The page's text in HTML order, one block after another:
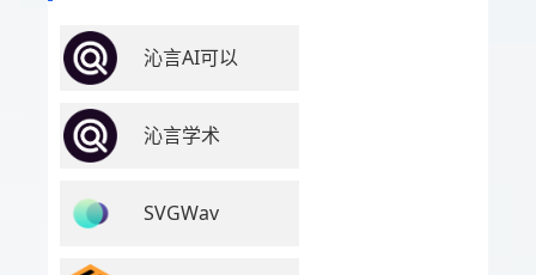
沁言AI可以
沁言学术
SVGWav